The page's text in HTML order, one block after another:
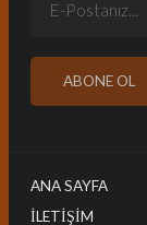
ANA SAYFA
İLETIŞIM